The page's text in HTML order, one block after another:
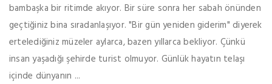
bambaşka bir ritimde akıyor. Bir süre sonra her sabah önünden
geçtiğiniz bina sıradanlaşıyor. "Bir gün yeniden giderim" diyerek
ertelediğiniz müzeler aylarca, bazen yıllarca bekliyor. Çünkü
insan yaşadığı şehirde turist olmuyor. Günlük hayatın telaşı
içinde dünyanın ...